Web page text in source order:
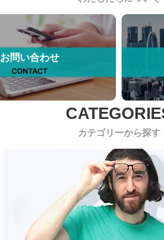
お問い合わせ
カテゴリーから探す